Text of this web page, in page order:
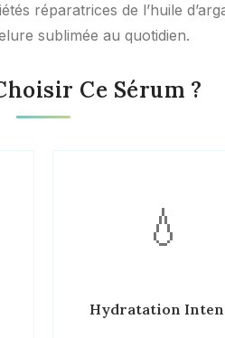
réparatrices de l’huile
sublimée au quotidien.
Ce Sérum ?
💧
Hydratation